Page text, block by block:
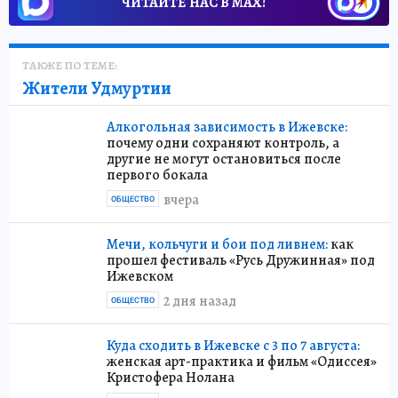
ТАКЖЕ ПО ТЕМЕ:
Жители Удмуртии
Алкогольная зависимость в Ижевске:
почему одни сохраняют контроль, а
другие не могут остановиться после
первого бокала
вчера
ОБЩЕСТВО
Мечи, кольчуги и бои под ливнем:как
прошел фестиваль «Русь Дружинная» под
Ижевском
2 дня назад
ОБЩЕСТВО
Куда сходить в Ижевске с 3 по 7 августа:
женская арт-практика и фильм «Одиссея»
Кристофера Нолана